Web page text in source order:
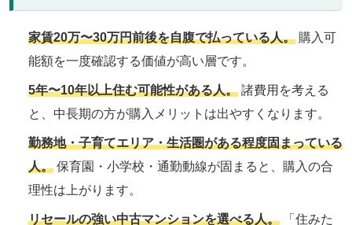
家賃20万〜30万円前後を自腹で払っている人。購入可
能額を一度確認する価値が高い層です。
5年〜10年以上住む可能性がある人。諸費用を考える
と、中長期の方が購入メリットは出やすくなります。
勤務地・子育てエリア・生活圏がある程度固まっている
人。保育園・小学校・通勤動線が固まると、購入の合
理性は上がります。
リセールの強い中古マンションを選べる人。「住みた